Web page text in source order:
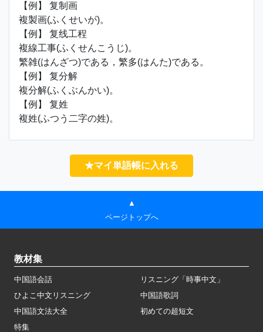
【例】 复制画
複製画(ふくせいが)。
【例】 复线工程
複線工事(ふくせんこうじ)。
繁雑(はんざつ)である，繁多(はんた)である。
【例】 复分解
複分解(ふくぶんかい)。
【例】 复姓
複姓(ふつう二字の姓)。
★マイ単語帳に入れる
▲
ページトップへ
教材集
中国語会話
リスニング「時事中文」
ひよこ中文リスニング
中国語歌詞
中国語文法大全
初めての超短文
特集